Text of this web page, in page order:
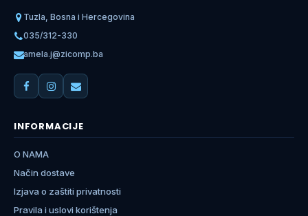
Tuzla, Bosna i Hercegovina
035/312-330
amela.j@zicomp.ba
INFORMACIJE
O NAMA
Način dostave
Izjava o zaštiti privatnosti
Pravila i uslovi korištenja